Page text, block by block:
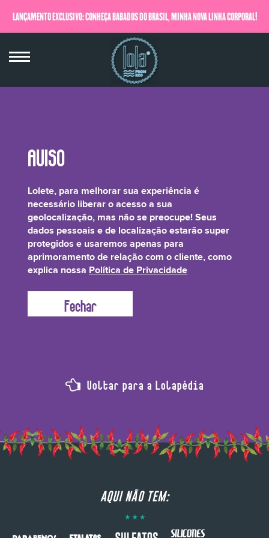
LANÇAMENTO EXCLUSIVO: CONHEÇA BABADOS DO BRASIL, MINHA NOVA LINHA CORPORAL!
QUERO SABER MAIS
Melaleuca Alternifolia Leaf Oil
É o óleo essencial extraído da folha de Melaleuca. É um fungicida natural
utilizado no combate à caspa e infecções. Evita a descamação do couro
cabeludo e deixa um brilho especial, mesmo em cabelos secos e danificados.
Voltar para a Lolapédia
AQUI NÃO TEM:
Lolete, para melhorar sua experiência é
necessário liberar o acesso a sua
geolocalização, mas não se preocupe! Seus
dados pessoais e de localização estarão super
protegidos e usaremos apenas para
aprimoramento de relação com o cliente, como
explica nossa Política de Privacidade